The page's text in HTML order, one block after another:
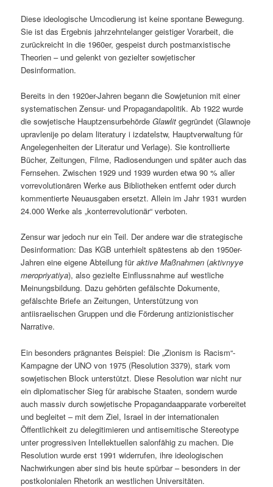
Diese ideologische Umcodierung ist keine spontane Bewegung.
Sie ist das Ergebnis jahrzehntelanger geistiger Vorarbeit, die
zurückreicht in die 1960er, gespeist durch postmarxistische
Theorien – und gelenkt von gezielter sowjetischer
Desinformation.
Bereits in den 1920er-Jahren begann die Sowjetunion mit einer
systematischen Zensur- und Propagandapolitik. Ab 1922 wurde
die sowjetische HauptzensurbehördeGlawlit gegründet (Glawnoje
upravlenije po delam literatury i izdatelstw, Hauptverwaltung für
Angelegenheiten der Literatur und Verlage). Sie kontrollierte
Bücher, Zeitungen, Filme, Radiosendungen und später auch das
Fernsehen. Zwischen 1929 und 1939 wurden etwa 90 % aller
vorrevolutionären Werke aus Bibliotheken entfernt oder durch
kommentierte Neuausgaben ersetzt. Allein im Jahr 1931 wurden
24.000 Werke als „konterrevolutionär“ verboten.
Zensur war jedoch nur ein Teil. Der andere war die strategische
Desinformation: Das KGB unterhielt spätestens ab den 1950er-
Jahren eine eigene Abteilung füraktive Maßnahmen (aktivnyye
meropriyatiya), also gezielte Einflussnahme auf westliche
Meinungsbildung. Dazu gehörten gefälschte Dokumente,
gefälschte Briefe an Zeitungen, Unterstützung von
antiisraelischen Gruppen und die Förderung antizionistischer
Narrative.
Ein besonders prägnantes Beispiel: Die „Zionism is Racism“-
Kampagne der UNO von 1975 (Resolution 3379), stark vom
sowjetischen Block unterstützt. Diese Resolution war nicht nur
ein diplomatischer Sieg für arabische Staaten, sondern wurde
auch massiv durch sowjetische Propagandaapparate vorbereitet
und begleitet – mit dem Ziel, Israel in der internationalen
Öffentlichkeit zu delegitimieren und antisemitische Stereotype
unter progressiven Intellektuellen salonfähig zu machen. Die
Resolution wurde erst 1991 widerrufen, ihre ideologischen
Nachwirkungen aber sind bis heute spürbar – besonders in der
postkolonialen Rhetorik an westlichen Universitäten.